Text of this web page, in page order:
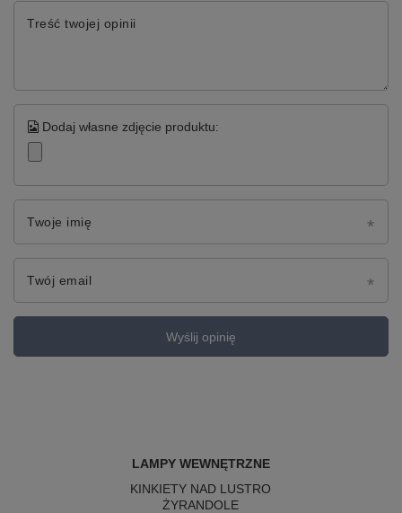
Treść twojej opinii
Dodaj własne zdjęcie produktu:
Twoje imię
Twój email
Wyślij opinię
LAMPY WEWNĘTRZNE
KINKIETY NAD LUSTRO
ŻYRANDOLE